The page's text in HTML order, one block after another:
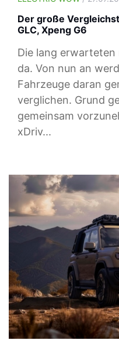
Der große
GLC, Xpeng G6
Die lang erwarteten
da. Von nun an
Fahrzeuge daran
verglichen. Grund
gemeinsam
xDriv...